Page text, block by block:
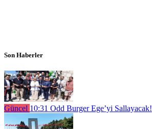
Son Haberler
Güncel 10:31 Odd Burger Ege’yi Sallayacak!